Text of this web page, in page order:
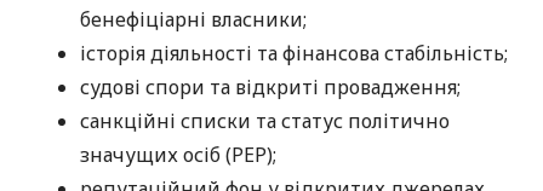
бенефіціарні власники;
історія діяльності та фінансова стабільність;
судові спори та відкриті провадження;
санкційні списки та статус політично
значущих осіб (PEP);